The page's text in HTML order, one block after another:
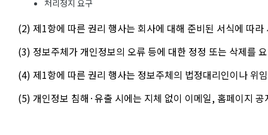
처리정지 요구
(2) 제1항에 따른 권리 행사는 회사에 대해 준비된 서식에 따
(3) 정보주체가 개인정보의 오류 등에 대한 정정 또는 삭제를
(4) 제1항에 따른 권리 행사는 정보주체의 법정대리인이나 위
(5) 개인정보 침해·유출 시에는 지체 없이 이메일, 홈페이지